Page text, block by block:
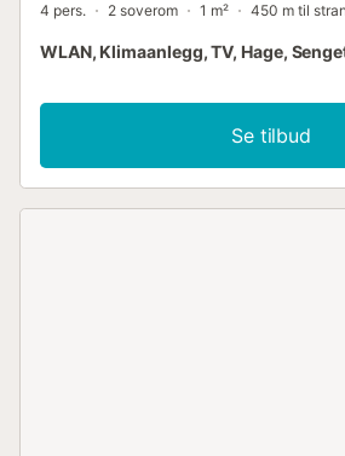
4 pers. 2 soverom 1 m² 450 m til
WLAN, Klimaanlegg, TV, Hage,
Se tilbud